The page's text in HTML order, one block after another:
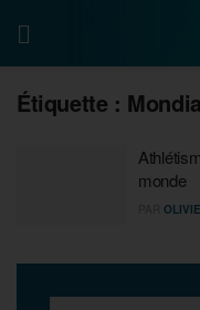
Étiquette :
monde